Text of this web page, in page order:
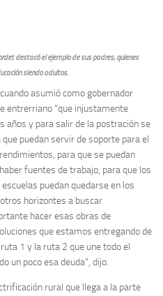
destacó el ejemplo de sus padres, quienes
siendo adultos.
asumió como gobernador
entrerriano “que injustamente
años y para salir de la postración se
puedan servir de soporte para el
para que se puedan
fuentes de trabajo, para que los
puedan quedarse en los
horizontes a buscar
hacer esas obras de
que estamos entregando de
1 y la ruta 2 que une todo el
un poco esa deuda”, dijo.
rural que llega a la parte